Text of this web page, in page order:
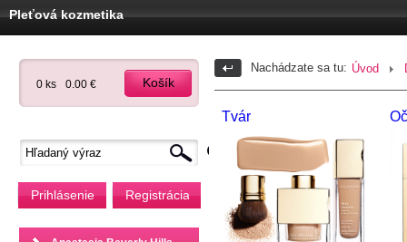
Pleťová kozmetika
0 ks 0.00 € Košík
Prihlásenie Registrácia
Nachádzate sa tu: Úvod
Tvár